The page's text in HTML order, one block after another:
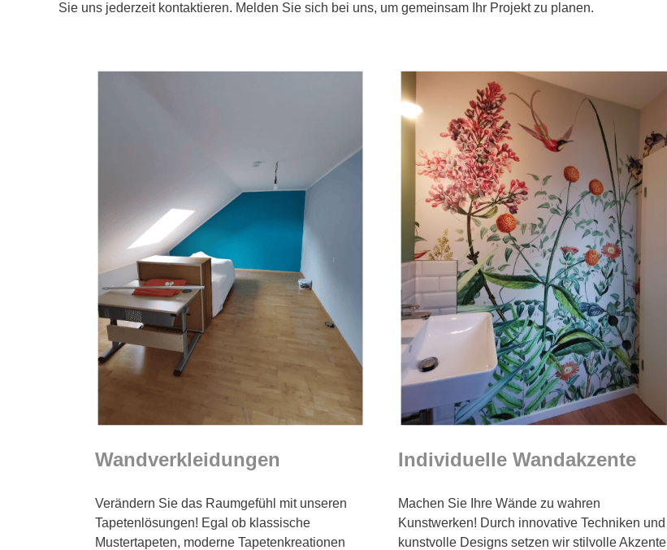
Sie uns jederzeit kontaktieren. Melden Sie sich bei uns, um gemeinsam Ihr Projekt zu planen.
Wandverkleidungen
Verändern Sie das Raumgefühl mit unseren
Tapetenlösungen! Egal ob klassische
Mustertapeten, moderne Tapetenkreationen
Individuelle Wandakzente
Machen Sie Ihre Wände zu wahren
Kunstwerken! Durch innovative Techniken und
kunstvolle Designs setzen wir stilvolle Akzente